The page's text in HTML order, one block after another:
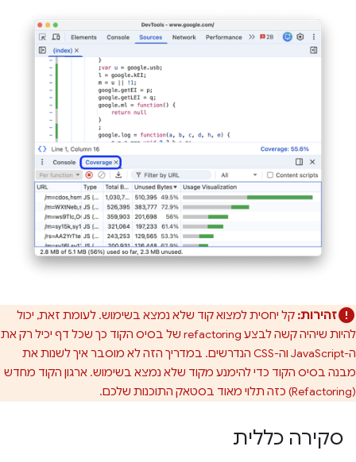
זהירות: קל יחסית למצוא קוד שלא נמצא בשימוש. לעומת זאת, יכול
להיות שיהיה קשה לבצע refactoring של בסיס הקוד כך שכל דף יכיל רק את
ה-JavaScript וה-CSS הנדרשים. במדריך הזה לא מוסבר איך לשנות את
מבנה בסיס הקוד כדי להימנע מקוד שלא נמצא בשימוש. ארגון הקוד מחדש
(Refactoring) כזה תלוי מאוד בסטאק התוכנות שלכם.
סקירה כללית